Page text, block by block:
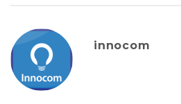
innocom